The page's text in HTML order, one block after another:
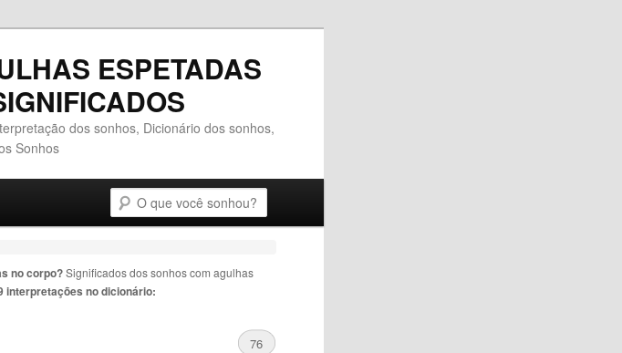
ESPETADAS
dos sonhos, Dicionário dos sonhos,
Sonhos
no corpo?Significados dos sonhos com agulhas
interpretações no dicionário:
76